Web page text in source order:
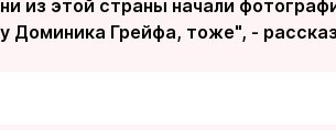
из этой страны начали
Доминика Грейфа, тоже", -